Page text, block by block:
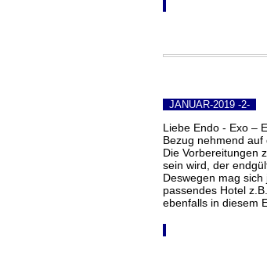
JANUAR-2019 -2-
Liebe Endo - Exo –
Bezug nehmend auf
Die Vorbereitungen
sein wird, der
Deswegen mag
passendes Hotel
ebenfalls in diesem